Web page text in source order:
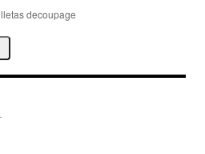
decoupage